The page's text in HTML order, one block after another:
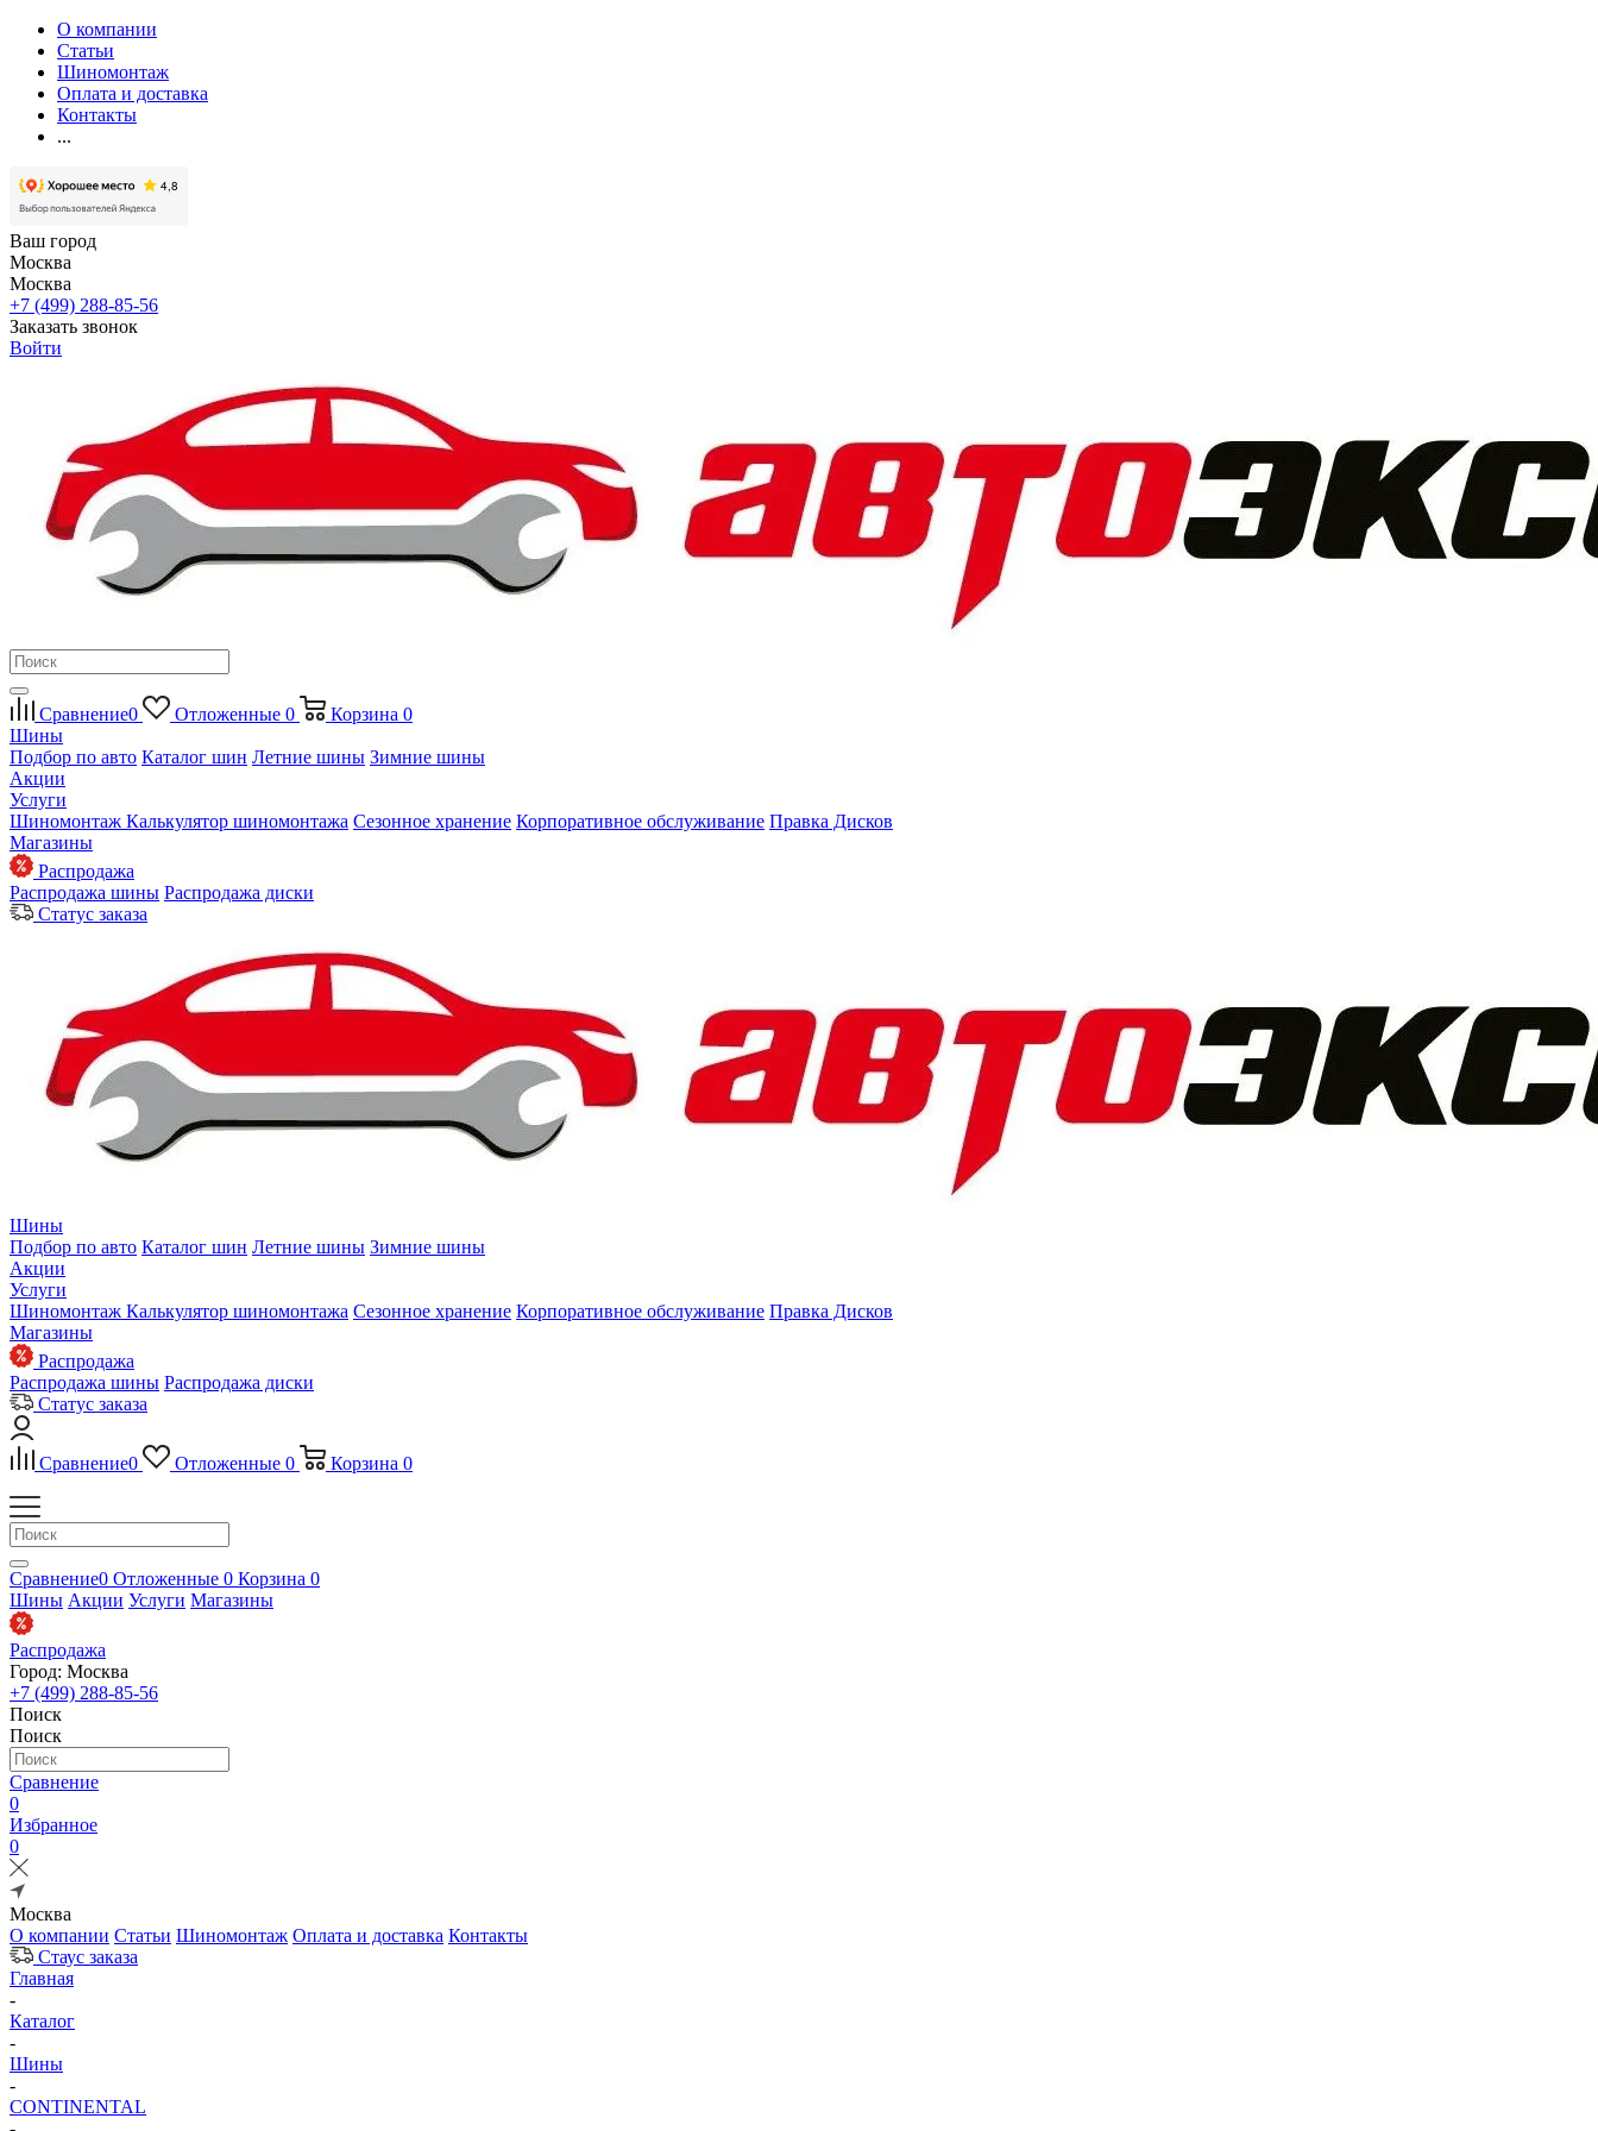
О компании
Статьи
Шиномонтаж
Оплата и доставка
Контакты
...
Ваш город
Москва
Москва
+7 (499) 288-85-56
Заказать звонок
Войти
Сравнение0 Отложенные 0 Корзина 0
Шины
Подбор по авто Каталог шин Летние шины Зимние шины
Акции
Услуги
Шиномонтаж Калькулятор шиномонтажа Сезонное хранение Корпоративное обслуживание Правка Дисков
Магазины
Распродажа
Распродажа шины Распродажа диски
Статус заказа
Шины
Подбор по авто Каталог шин Летние шины Зимние шины
Акции
Услуги
Шиномонтаж Калькулятор шиномонтажа Сезонное хранение Корпоративное обслуживание Правка Дисков
Магазины
Распродажа
Распродажа шины Распродажа диски
Статус заказа
Сравнение0 Отложенные 0 Корзина 0
Сравнение0 Отложенные 0 Корзина 0
Шины Акции Услуги Магазины
Распродажа
Город: Москва
+7 (499) 288-85-56
Поиск
Поиск
Сравнение
0
Избранное
0
Москва
О компании Статьи Шиномонтаж Оплата и доставка Контакты
Стаус заказа
Главная
-
Каталог
-
Шины
-
CONTINENTAL